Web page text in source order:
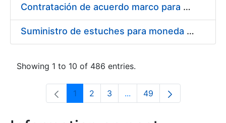
Contratación de acuerdo marco para el Suministro de Material de Electricidad para la Fábrica Nacional de Moneda y Timbre-Real Casa de la Moneda en su centro de trabajo de Burgos
Suministro de estuches para moneda de 30 €
Showing 1 to 10 of 486 entries.
Page
1 Page
2 Page
3 ...Intermediate Pages Use
Page
49